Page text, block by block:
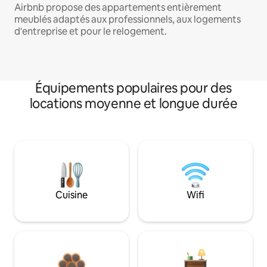
Airbnb propose des appartements entièrement
meublés adaptés aux professionnels, aux logements
d'entreprise et pour le relogement.
Équipements populaires pour des
locations moyenne et longue durée
Cuisine Wifi